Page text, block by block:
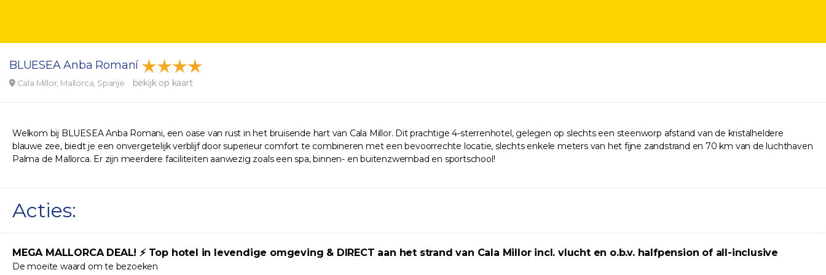
BLUESEA Anba Romaní
Cala Millor, Mallorca, Spanje bekijk op kaart
Welkom bij BLUESEA Anba Romani, een oase van rust in het bruisende hart van Cala Millor. Dit prachtige 4-sterrenhotel, gelegen op slechts een steenworp afstand van de kristalheldere
blauwe zee, biedt je een onvergetelijk verblijf door superieur comfort te combineren met een bevoorrechte locatie, slechts enkele meters van het fijne zandstrand en 70 km van de luchthaven
Palma de Mallorca. Er zijn meerdere faciliteiten aanwezig zoals een spa, binnen- en buitenzwembad en sportschool!
Acties:
MEGA MALLORCA DEAL! ⚡ Top hotel in levendige omgeving & DIRECT aan het strand van Cala Millor incl. vlucht en o.b.v. halfpension of all-inclusive
De moeite waard om te bezoeken